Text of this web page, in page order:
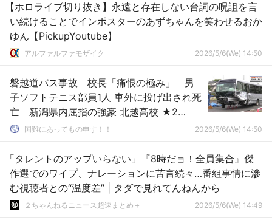
【ホロライブ切り抜き】永遠と存在しない台詞の呪詛を言
い続けることでインポスターのあずちゃんを笑わせるおか
ゆん【PickupYoutube】
アルファルファモザイク 2026/5/6(We) 14:50
磐越道バス事故 校長「痛恨の極み」 男
子ソフトテニス部員1人 車外に投げ出され死
亡 新潟県内屈指の強豪 北越高校 ★2
[5/6]国難にあってもの申す！！ 2026/5/6(We) 14:50
「タレントのアップいらない」『8時だョ！全員集合』傑
作選でのワイプ、ナレーションに苦言続々…番組事情に滲
む視聴者との“温度差” | タダで見れてんねんから
２ちゃんねるニュース超速まとめ＋ 2026/5/6(We) 14:49